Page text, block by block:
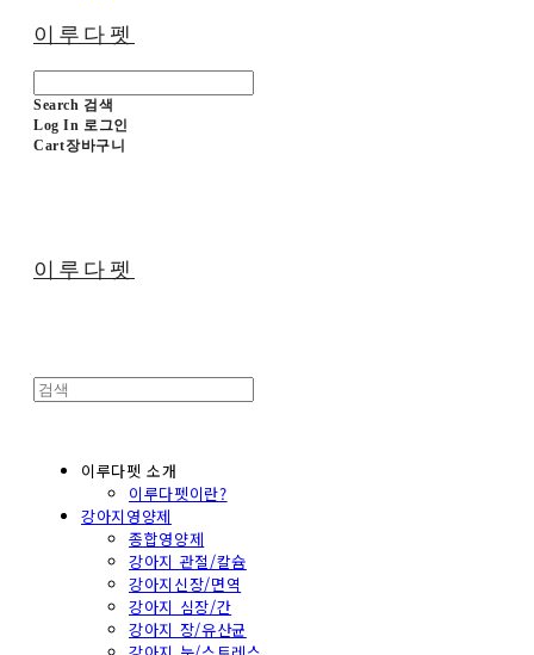
이루다펫
Search 검색
Log In 로그인
Cart장바구니
이루다펫
이루다펫 소개
이루다펫이란?
강아지영양제
종합영양제
강아지 관절/칼슘
강아지신장/면역
강아지 심장/간
강아지 장/유산균